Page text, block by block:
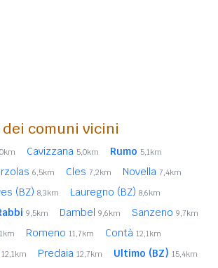
comuni vicini
Cavizzana 5,0km Rumo 5,1km
6,5km Cles 7,2km Novella 7,4km
(BZ) 8,3km Lauregno (BZ) 8,6km
9,5km Dambel 9,6km Sanzeno 9,7km
Romeno 11,7km Contà 12,1km
12,1km Predaia 12,7km Ultimo (BZ) 15,4km